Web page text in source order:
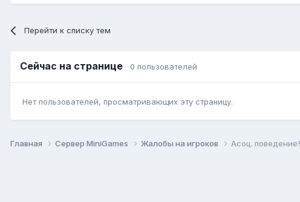
Перейти к списку тем
Сейчас на странице 0 пользователей
Нет пользователей, просматривающих эту страницу.
Главная Сервер MiniGames Жалобы на игроков Асоц. поведение!